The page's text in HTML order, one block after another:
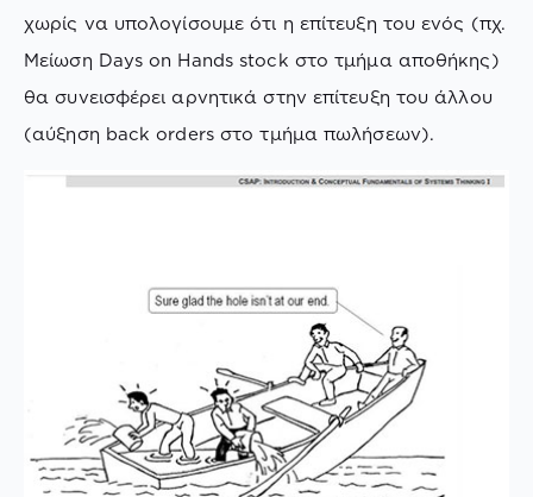
χωρίς να υπολογίσουμε ότι η επίτευξη του ενός (πχ.
Μείωση Days on Hands stock στο τμήμα αποθήκης)
θα συνεισφέρει αρνητικά στην επίτευξη του άλλου
(αύξηση back orders στο τμήμα πωλήσεων).